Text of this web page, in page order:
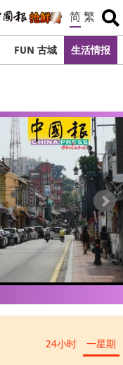
简 繁
FUN 古城 生活情报
24小时 一星期